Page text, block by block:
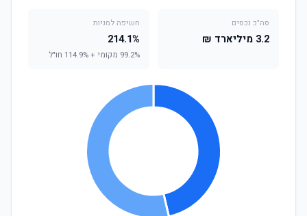
סה"כ נכסים
3.2 מיליארד ₪
חשיפה למניות
214.1%
99.2% מקומי + 114.9% חו"ל